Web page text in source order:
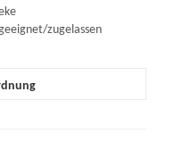
zugelassen